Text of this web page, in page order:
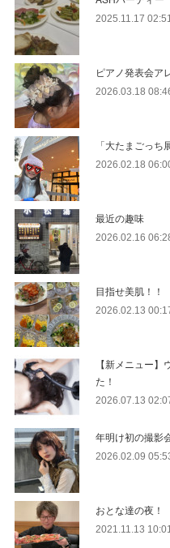
2025.11.17 02:51
ピアノ発表会ア
2026.03.18
「大たまごっち
2026.02.18
最近の趣味
2026.02.16
目指せ美肌！！
2026.02.13
【新メニュー
た！
2026.07.13
年明け初の撮影
2026.02.09
おとな達の夜！
2021.11.13 10:01